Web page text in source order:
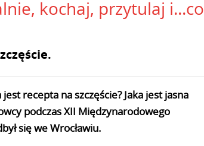
kochaj, przytulaj i...co
recepta na szczęście? Jaka jest jasna
podczas XII Międzynarodowego
się we Wrocławiu.